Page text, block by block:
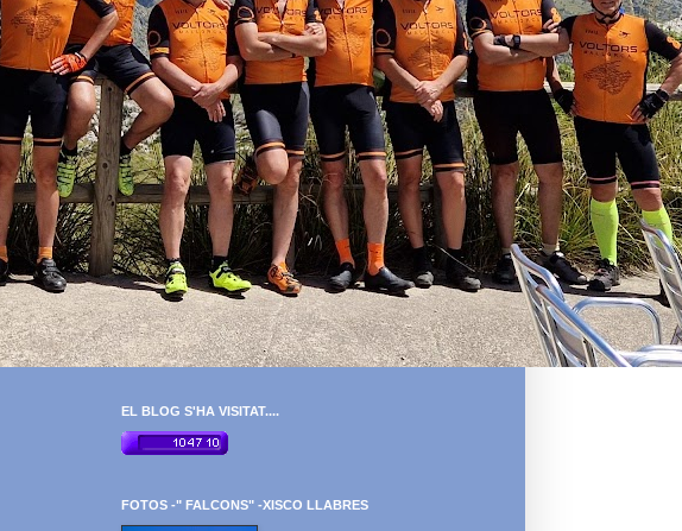
EL BLOG S'HA VISITAT....
FOTOS -" FALCONS" -XISCO LLABRES